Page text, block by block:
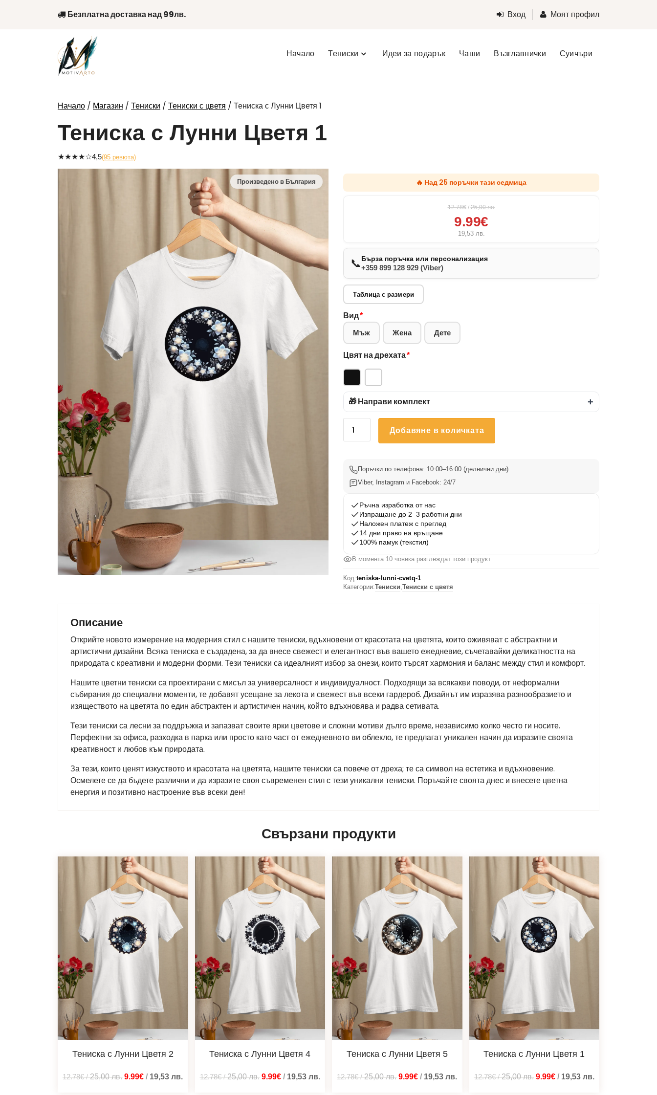
Безплатна доставка над 99лв. Вход Моят профил
Начало Тениски Идеи за подарък Чаши Възглавнички Суичъри
Начало / Магазин / Тениски / Тениски с цветя / Тениска с Лунни Цветя 1
Тениска с Лунни Цветя 1
★★★★☆4,5(95 ревюта)
🔥 Над 25 поръчки тази седмица
12.78€ / 25,00лв.
9.99€
19,53 лв.
📞Бърза поръчка или персонализация
+359 899 128 929 (Viber)
Таблица с размери
Вид*
Мъж Жена Дете
Цвят на дрехата*
🎁 Направи комплект +
количество
Лунни
Цветя
Добавяне в количката
Поръчки по телефона: 10:00–16:00 (делнични дни)
Viber, Instagram и Facebook: 24/7
Ръчна изработка от нас
Изпращане до 2–3 работни дни
Наложен платеж с преглед
14 дни право на връщане
100% памук (текстил)
В момента 10 човека разглеждат този продукт
Код:teniska-lunni-cvetq-1
Категории:Тениски,Тениски с цветя
Описание
Открийте новото измерение на модерния стил с нашите тениски, вдъхновени от красотата на цветята, които оживяват с абстрактни и
артистични дизайни. Всяка тениска е създадена, за да внесе свежест и елегантност във вашето ежедневие, съчетавайки деликатността на
природата с креативни и модерни форми. Тези тениски са идеалният избор за онези, които търсят хармония и баланс между стил и комфорт.
Нашите цветни тениски са проектирани с мисъл за универсалност и индивидуалност. Подходящи за всякакви поводи, от неформални
събирания до специални моменти, те добавят усещане за лекота и свежест във всеки гардероб. Дизайнът им изразява разнообразието и
изяществото на цветята по един абстрактен и артистичен начин, който вдъхновява и радва сетивата.
Тези тениски са лесни за поддръжка и запазват своите ярки цветове и сложни мотиви дълго време, независимо колко често ги носите.
Перфектни за офиса, разходка в парка или просто като част от ежедневното ви облекло, те предлагат уникален начин да изразите своята
креативност и любов към природата.
За тези, които ценят изкуството и красотата на цветята, нашите тениски са повече от дреха; те са символ на естетика и вдъхновение.
Осмелете се да бъдете различни и да изразите своя съвременен стил с тези уникални тениски. Поръчайте своята днес и внесете цветна
енергия и позитивно настроение във всеки ден!
Свързани продукти
Тениска с Лунни Цветя 2
12.78€/25,00лв. 9.99€ / 19,53лв.
Тениска с Лунни Цветя 4
12.78€/25,00лв. 9.99€/ 19,53 лв.
Тениска с Лунни Цветя 5
12.78€/25,00лв. 9.99€ / 19,53лв.
Тениска с Лунни Цветя 1
12.78€/25,00лв. 9.99€/ 19,53 лв.